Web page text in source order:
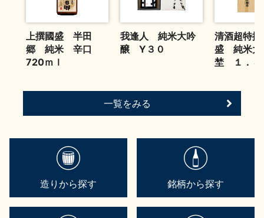
上撰國盛 半田
郷 純米 辛口
720ｍｌ
我逢人 純米大吟
醸 Y３０
清酒超特
盛 純米大
埜 １．８
一覧をみる
造りから探す 銘柄から探す